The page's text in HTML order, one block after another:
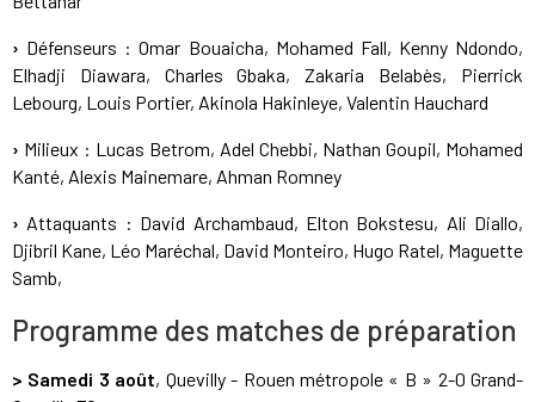
› Défenseurs : Omar Bouaicha, Mohamed Fall, Kenny Ndondo,
Elhadji Diawara, Charles Gbaka, Zakaria Belabès, Pierrick
Lebourg, Louis Portier, Akinola Hakinleye, Valentin Hauchard
› Milieux : Lucas Betrom, Adel Chebbi, Nathan Goupil, Mohamed
Kanté, Alexis Mainemare, Ahman Romney
› Attaquants : David Archambaud, Elton Bokstesu, Ali Diallo,
Djibril Kane, Léo Maréchal, David Monteiro, Hugo Ratel, Maguette
Samb,
Programme des matches de préparation
> Samedi 3 août, Quevilly - Rouen métropole « B » 2-0 Grand-